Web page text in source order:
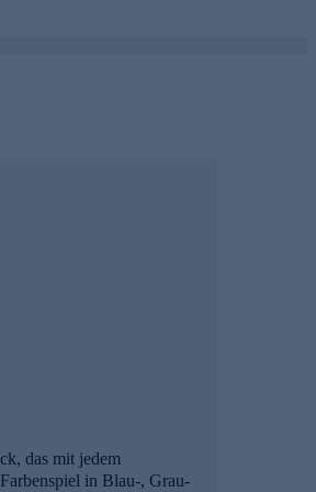
das mit jedem
in Blau-, Grau-